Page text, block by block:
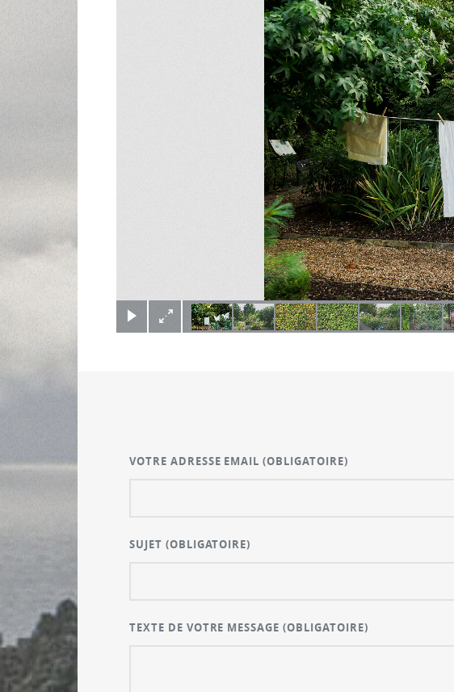
(c) Didier Gualeni
VOTRE ADRESSE EMAIL(OBLIGATOIRE)
SUJET (OBLIGATOIRE)
TEXTE DE VOTRE MESSAGE(OBLIGATOIRE)